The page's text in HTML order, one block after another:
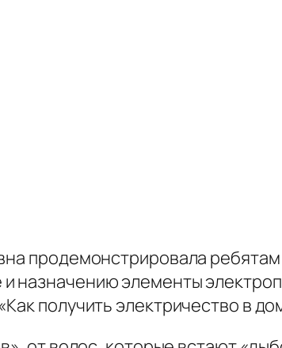
продемонстрировала
элементы
получить электричество в